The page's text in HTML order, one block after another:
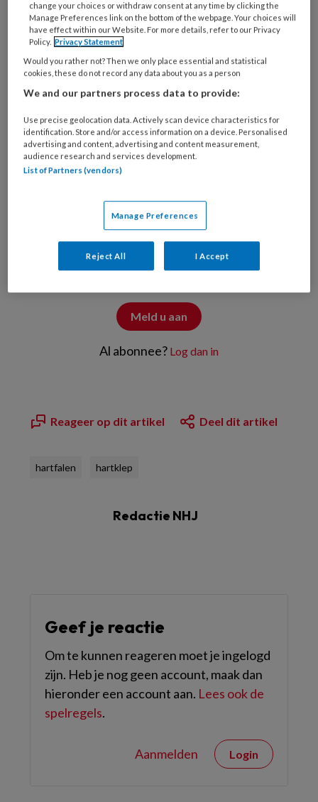
Maak eenmalig een account aan op NHJ.nl.
Artikelen van het Netherlands Heart
Journal zijn alleen toegankelijk voor
medische professionals. U kunt zich
aanmelden als u een BIG-registratie,
beroep of onderzoeksfunctie heeft.
Onbeperkt berichten en artikelen van
Netherlands Heart Journal lezen
Aanbevelingen en commentaren van
collega-cardiologen en onderzoekers
bekijken
Meld u aan
Al abonnee? Log dan in
Reageer op dit artikel Deel dit artikel
hartfalen hartklep
Redactie NHJ
Geef je reactie
Om te kunnen reageren moet je ingelogd
zijn. Heb je nog geen account, maak dan
hieronder een account aan. Lees ook de
spelregels.
Aanmelden Login
change your choices or withdraw consent at any time by clicking the
Manage Preferences link on the bottom of the webpage. Your choices will
have effect within our Website. For more details, refer to our Privacy
Policy. Privacy Statement
Would you rather not? Then we only place essential and statistical
cookies, these do not record any data about you as a person
We and our partners process data to provide:
Use precise geolocation data. Actively scan device characteristics for
identification. Store and/or access information on a device. Personalised
advertising and content, advertising and content measurement,
audience research and services development.
List of Partners (vendors)
Manage Preferences
Reject All I Accept